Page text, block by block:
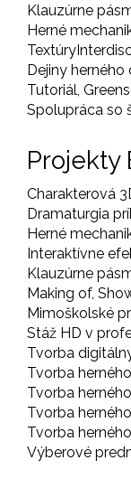
Klauzúrne
Herné
Textúry
Dejiny herného
Tutoriál,
Spolupráca so
Projekty
Charakterová
Dramaturgia
Herné
Interaktívne
Klauzúrne
Making of,
Mimoškolské
Stáž HD v
Tvorba
Tvorba
Tvorba
Tvorba
Tvorba
Výberové